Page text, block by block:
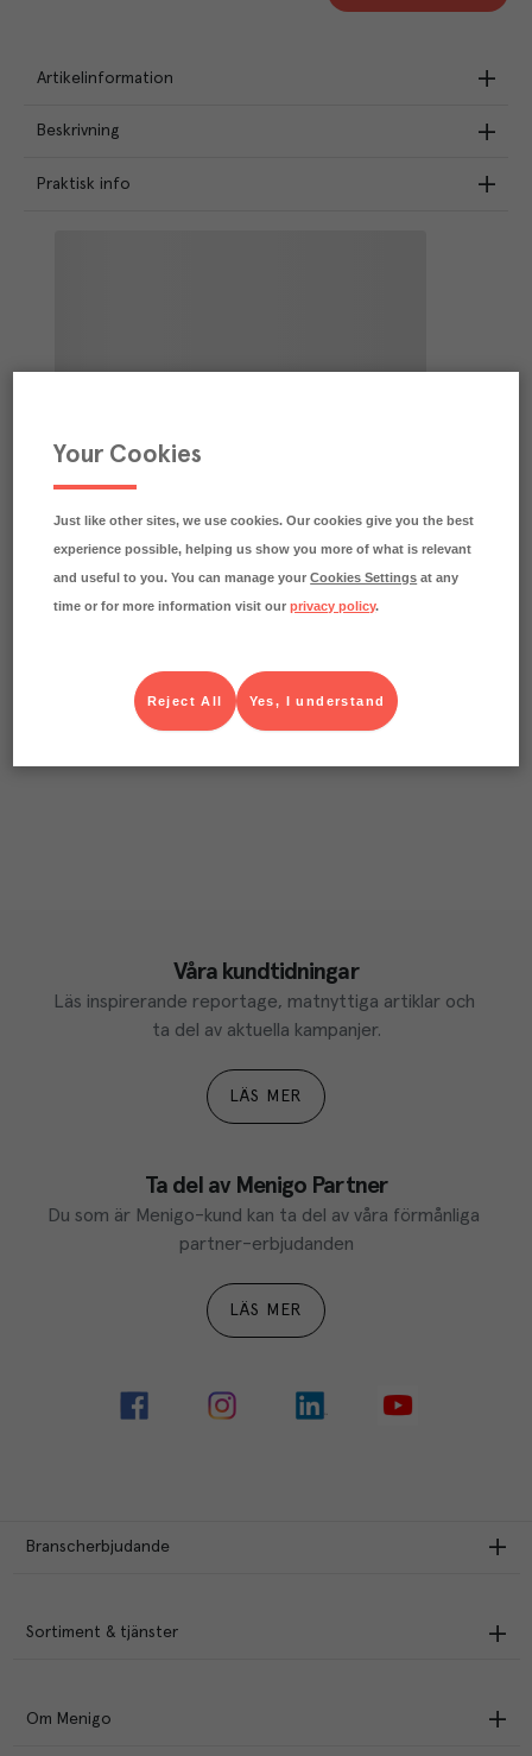
Artikelinformation
Beskrivning
Praktisk info
Våra kundtidningar
Läs inspirerande reportage, matnyttiga artiklar och
ta del av aktuella kampanjer.
LÄS MER
Ta del av Menigo Partner
Du som är Menigo-kund kan ta del av våra förmånliga
partner-erbjudanden
LÄS MER
Branscherbjudande
Sortiment & tjänster
Om Menigo
Your Cookies
Just like other sites, we use cookies. Our cookies give you the best
experience possible, helping us show you more of what is relevant
and useful to you. You can manage yourCookies Settings at any
time or for more information visit ourprivacy policy.
Yes, I understand
Reject All